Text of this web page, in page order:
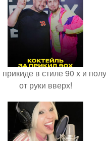
в стиле 90 х и
от руки вверх!